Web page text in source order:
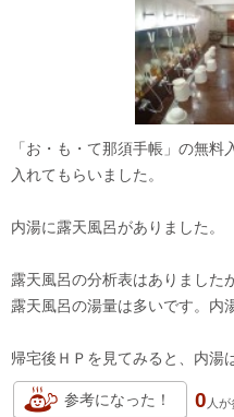
「お・も・て那須手帳」の無
入れてもらいました。
内湯に露天風呂がありました。
露天風呂の分析表はありました
露天風呂の湯量は多いです。内
帰宅後ＨＰを見てみると、内湯
参考になった！ 0 人が